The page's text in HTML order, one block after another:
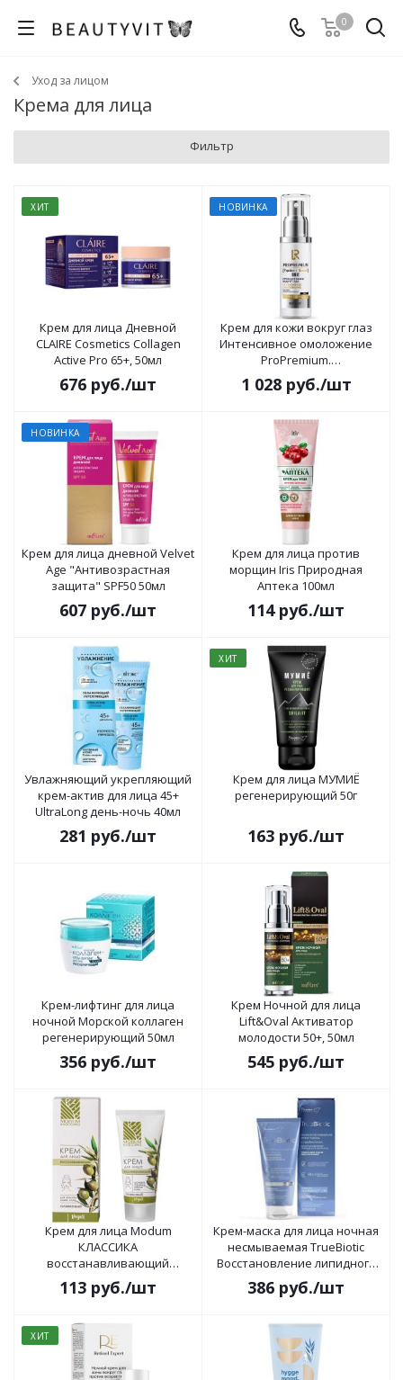
0
Уход за лицом
Крема для лица
Фильтр
ХИТ
Крем для лица Дневной
CLAIRE Cosmetics Collagen
Active Pro 65+, 50мл
676 руб./шт
НОВИНКА
Крем для кожи вокруг глаз
Интенсивное омоложение
ProPremium.
Peptides+Retinol+DMAE 50мл
1 028руб./шт
НОВИНКА
Крем для лица дневной Velvet
Age "Антивозрастная
защита" SPF50 50мл
607 руб./шт
Крем для лица против
морщин Iris Природная
Аптека 100мл
114руб./шт
Увлажняющий укрепляющий
крем-актив для лица 45+
UltraLong день-ночь 40мл
281 руб./шт
ХИТ
Крем для лица МУМИЁ
регенерирующий 50г
163 руб./шт
Крем-лифтинг для лица
ночной Морской коллаген
регенерирующий 50мл
356 руб./шт
Крем Ночной для лица
Lift&Oval Активатор
молодости 50+, 50мл
545 руб./шт
Крем для лица Modum
КЛАССИКА
восстанавливающий
Оливковый 50г
113 руб./шт
Крем-маска для лица ночная
несмываемая TrueBiotic
Восстановление липидного
баланса 60г
386 руб./шт
ХИТ